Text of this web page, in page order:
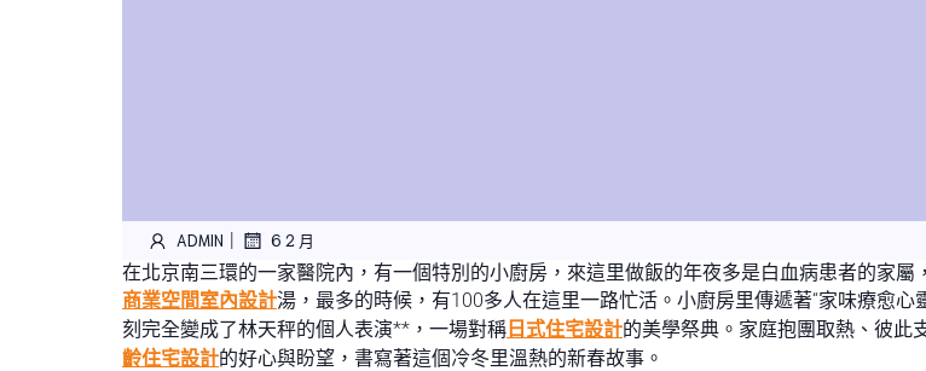
ADMIN | 6 2 月
在北京南三環的一家醫院內，有一個特別的小廚房，來這里做飯的年夜多是白血病患者的家
商業空間室內設計湯，最多的時候，有100多人在這里一路忙活。小廚房里傳遞著“家味療愈
刻完全變成了林天秤的個人表演**，一場對稱 日式住宅設計的美學祭典。家庭抱團取熱、彼此
齡住宅設計的好心與盼望，書寫著這個冷冬里溫熱的新春故事。